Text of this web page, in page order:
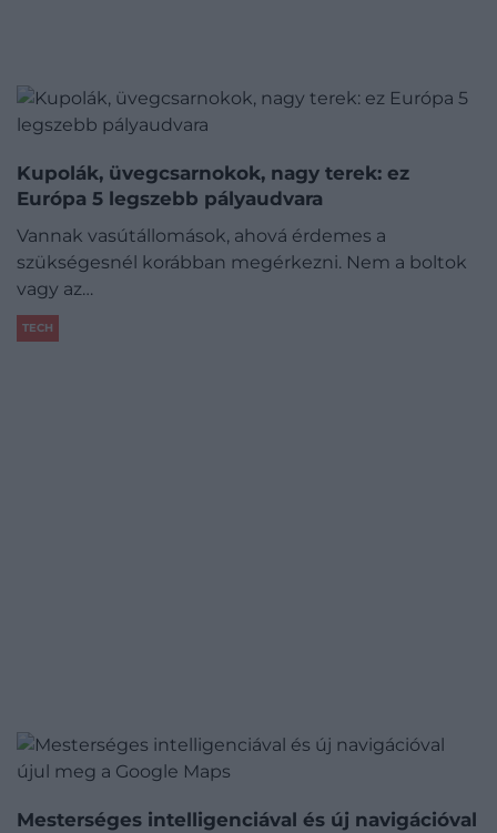
Kupolák, üvegcsarnokok, nagy terek: ez
Európa 5 legszebb pályaudvara
Vannak vasútállomások, ahová érdemes a
szükségesnél korábban megérkezni. Nem a boltok
vagy az…
TECH
Mesterséges intelligenciával és új navigációval